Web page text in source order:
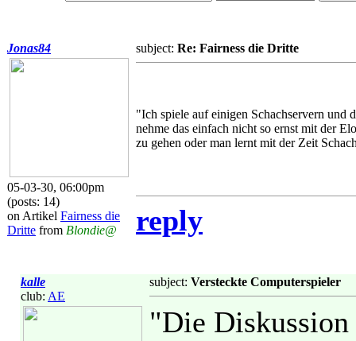
Jonas84
05-03-30, 06:00pm
(posts: 14)
on Artikel Fairness die
Dritte from Blondie@
subject: Re: Fairness die Dritte
"Ich spiele auf einigen Schachservern und
nehme das einfach nicht so ernst mit der
zu gehen oder man lernt mit der Zeit
reply
kalle
club: AE
subject: Versteckte Computerspieler
"Die